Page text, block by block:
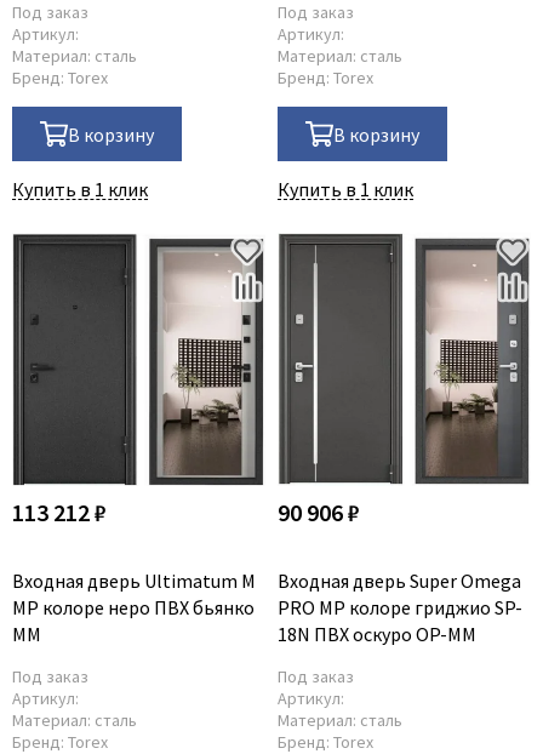
Под заказ
Артикул:
Материал: сталь
Бренд: Torex
В корзину
Купить в 1 клик
Под заказ
Артикул:
Материал: сталь
Бренд: Torex
В корзину
Купить в 1 клик
113 212 ₽
Входная дверь Ultimatum M
MP колоре неро ПВХ бьянко
MM
Под заказ
Артикул:
Материал: сталь
Бренд: Torex
90 906 ₽
Входная дверь Super Omega
PRO MP колоре гриджио SP-
18N ПВХ оскуро OP-MM
Под заказ
Артикул:
Материал: сталь
Бренд: Torex